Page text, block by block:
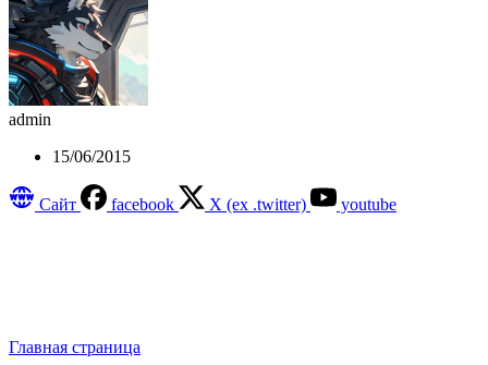
admin
15/06/2015
Сайт facebook X (ex .twitter) youtube
Главная страница